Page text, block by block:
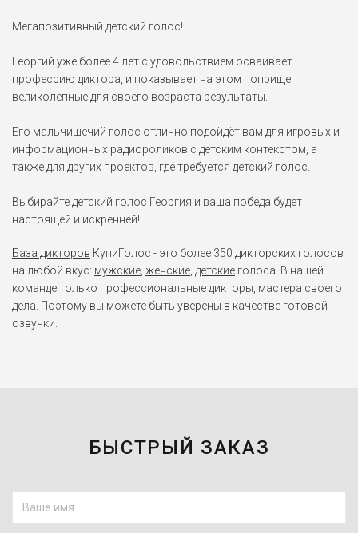
Мегапозитивный детский голос!
Георгий уже более 4 лет с удовольствием осваивает
профессию диктора, и показывает на этом поприще
великолепные для своего возраста результаты.
Его мальчишечий голос отлично подойдёт вам для игровых и
информационных радиороликов с детским контекстом, а
также для других проектов, где требуется детский голос.
Выбирайте детский голос Георгия и ваша победа будет
настоящей и искренней!
База дикторов КупиГолос - это более 350 дикторских голосов
на любой вкус: мужские женские детские голоса. В нашей
команде только профессиональные дикторы, мастера своего
дела. Поэтому вы можете быть уверены в качестве готовой
озвучки.
БЫСТРЫЙ ЗАКАЗ